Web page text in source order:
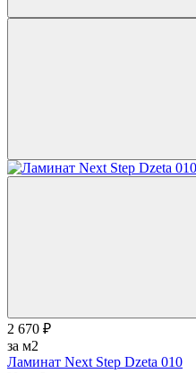
2 670 ₽
за м2
Ламинат Next Step Dzeta 010